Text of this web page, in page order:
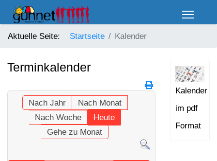
Aktuelle Seite: Startseite Kalender
Terminkalender
Nach Jahr
Nach Monat
Nach Woche
Heute
Gehe zu Monat
Kalender
im pdf
Format